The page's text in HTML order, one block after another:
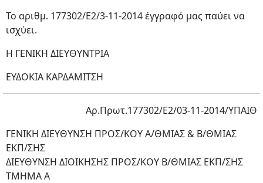
Το αριθμ. 177302/Ε2/3-11-2014 έγγραφό μας παύει να
ισχύει.
Η ΓΕΝΙΚΗ ΔΙΕΥΘΥΝΤΡΙΑ
ΕΥΔΟΚΙΑ ΚΑΡΔΑΜΙΤΣΗ
Αρ.Πρωτ.177302/Ε2/03-11-2014/ΥΠΑΙΘ
ΓΕΝΙΚΗ ΔΙΕΥΘΥΝΣΗ ΠΡΟΣ/ΚΟΥ Α/ΘΜΙΑΣ & Β/ΘΜΙΑΣ
EΚΠ/ΣΗΣ
ΔΙΕΥΘΥΝΣΗ ΔΙΟΙΚΗΣΗΣ ΠΡΟΣ/ΚΟΥ Β/ΘΜΙΑΣ ΕΚΠ/ΣΗΣ
ΤΜΗΜΑ Α